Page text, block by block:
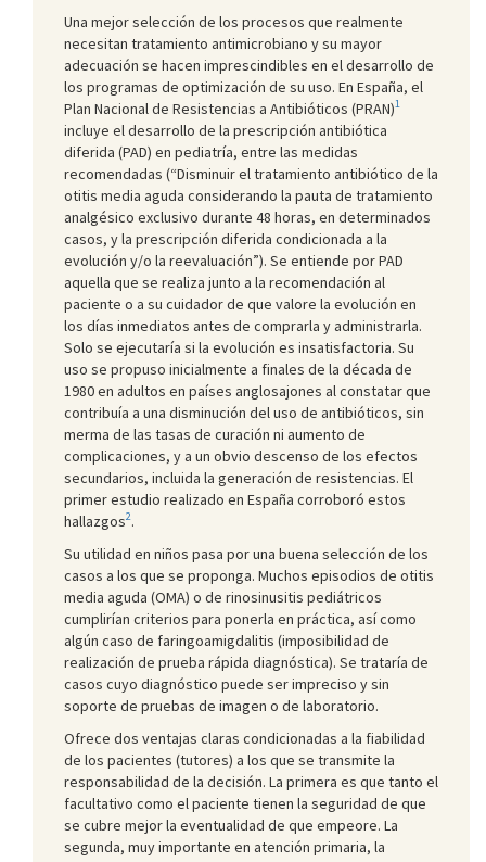
Una mejor selección de los procesos que realmente
necesitan tratamiento antimicrobiano y su mayor
adecuación se hacen imprescindibles en el desarrollo de
los programas de optimización de su uso. En España, el
Plan Nacional de Resistencias a Antibióticos (PRAN)1
incluye el desarrollo de la prescripción antibiótica
diferida (PAD) en pediatría, entre las medidas
recomendadas (“Disminuir el tratamiento antibiótico de la
otitis media aguda considerando la pauta de tratamiento
analgésico exclusivo durante 48 horas, en determinados
casos, y la prescripción diferida condicionada a la
evolución y/o la reevaluación”). Se entiende por PAD
aquella que se realiza junto a la recomendación al
paciente o a su cuidador de que valore la evolución en
los días inmediatos antes de comprarla y administrarla.
Solo se ejecutaría si la evolución es insatisfactoria. Su
uso se propuso inicialmente a finales de la década de
1980 en adultos en países anglosajones al constatar que
contribuía a una disminución del uso de antibióticos, sin
merma de las tasas de curación ni aumento de
complicaciones, y a un obvio descenso de los efectos
secundarios, incluida la generación de resistencias. El
primer estudio realizado en España corroboró estos
hallazgos2.
Su utilidad en niños pasa por una buena selección de los
casos a los que se proponga. Muchos episodios de otitis
media aguda (OMA) o de rinosinusitis pediátricos
cumplirían criterios para ponerla en práctica, así como
algún caso de faringoamigdalitis (imposibilidad de
realización de prueba rápida diagnóstica). Se trataría de
casos cuyo diagnóstico puede ser impreciso y sin
soporte de pruebas de imagen o de laboratorio.
Ofrece dos ventajas claras condicionadas a la fiabilidad
de los pacientes (tutores) a los que se transmite la
responsabilidad de la decisión. La primera es que tanto el
facultativo como el paciente tienen la seguridad de que
se cubre mejor la eventualidad de que empeore. La
segunda, muy importante en atención primaria, la